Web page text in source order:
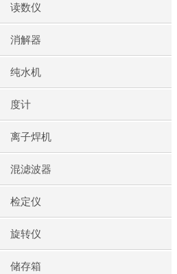
读数仪
消解器
纯水机
度计
离子焊机
混滤波器
检定仪
旋转仪
储存箱